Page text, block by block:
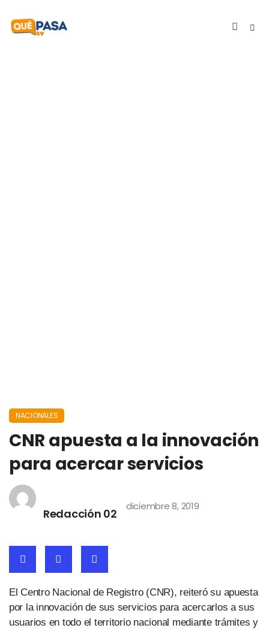
NACIONALES
CNR apuesta a la innovación
para acercar servicios
Redacción 02
diciembre 8, 2019
El Centro Nacional de Registro (CNR), reiteró su apuesta
por la innovación de sus servicios para acercarlos a sus
usuarios en todo el territorio nacional mediante trámites y